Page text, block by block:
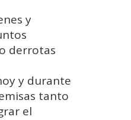
y
derrotas
y durante
tanto
el